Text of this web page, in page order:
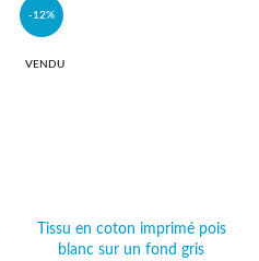
-12%
VENDU
Tissu en coton imprimé pois
blanc sur un fond gris